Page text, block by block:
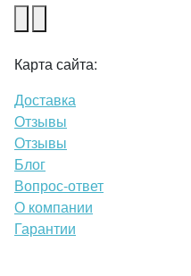
Карта сайта:
Доставка
Отзывы
Отзывы
Блог
Вопрос-ответ
О компании
Гарантии